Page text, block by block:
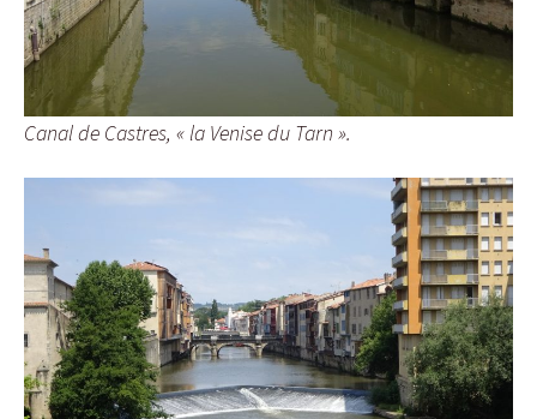
Canal de Castres, « la Venise du Tarn ».